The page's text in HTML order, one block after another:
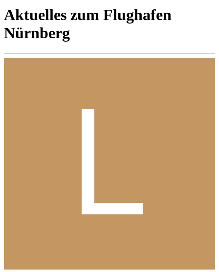
Aktuelles zum Flughafen
Nürnberg